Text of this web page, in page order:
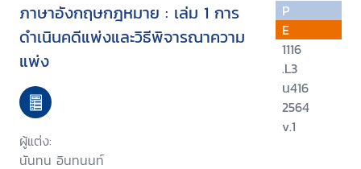
ภาษาอังกฤษกฎหมาย : เล่ม 1 การ
ดำเนินคดีแพ่งและวิธีพิจารณาความ
แพ่ง
ผู้แต่ง:
นันทน อินทนนท์
P
E
1116
.L3
น416
2564
v.1